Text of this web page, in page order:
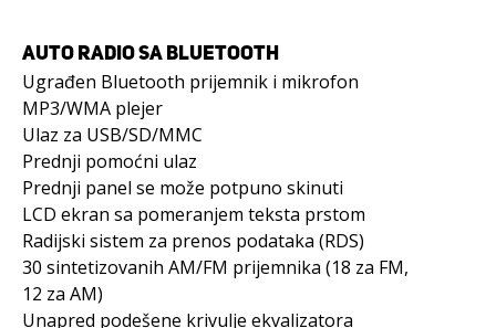
AUTO RADIO SA BLUETOOTH
Ugrađen Bluetooth prijemnik i mikrofon
MP3/WMA plejer
Ulaz za USB/SD/MMC
Prednji pomoćni ulaz
Prednji panel se može potpuno skinuti
LCD ekran sa pomeranjem teksta prstom
Radijski sistem za prenos podataka (RDS)
30 sintetizovanih AM/FM prijemnika (18 za FM,
12 za AM)
Unapred podešene krivulje ekvalizatora